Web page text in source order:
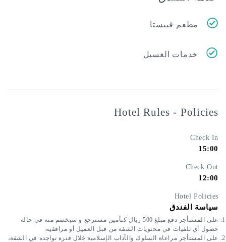
فييستا
الغسيل
Hotel Rules -
على المستأجر دفع مبلغ 500 ريال كتأمين مسترجع و سيخصم منه في حالة
في محتويات الشقة من قبل العميل أو مرافقيه.
على المستأجر مراعاة السلوك والآداب الإسلامية خلال فترة تواجده في الشقة،